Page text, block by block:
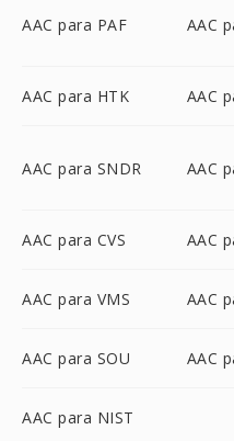
AAC para PAF AAC
AAC para HTK AAC
AAC para SNDR AAC
AAC para CVS AAC
AAC para VMS AAC
AAC para SOU AAC
AAC para NIST